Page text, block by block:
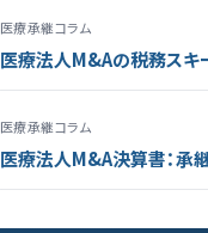
医療承継コラム
医療法人M&Aの税務スキ
医療承継コラム
医療法人M&A決算書：承